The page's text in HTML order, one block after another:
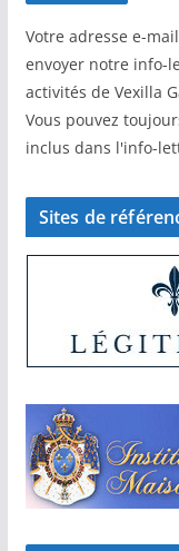
Votre adresse e-
envoyer notre info-
activités de Vexilla
Vous pouvez
inclus dans l'info-
Sites de